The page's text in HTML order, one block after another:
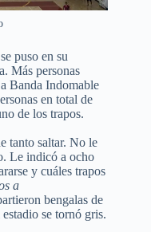
puso en su
Más personas
Banda Indomable
en total de
de los trapos.
tanto saltar. No le
Le indicó a ocho
y cuáles trapos
a
bengalas de
se tornó gris.